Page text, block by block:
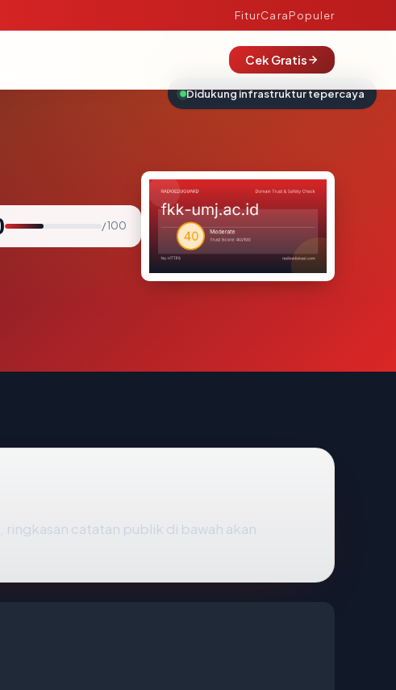
FiturCaraPopuler
Cek Gratis
/ 100
ringkasan catatan publik di bawah akan
Didukung infrastruktur tepercaya